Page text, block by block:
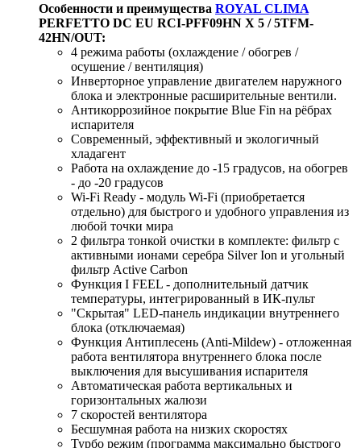
Особенности и преимущества ROYAL CLIMA
PERFETTO DC EU RCI-PFF09HN X 5 / 5TFM-
42HN/OUT:
4 режима работы (охлаждение / обогрев /
осушение / вентиляция)
Инверторное управление двигателем наружного
блока и электронные расширительные вентили.
Антикоррозийное покрытие Blue Fin на рёбрах
испарителя
Современный, эффективный и экологичный
хладагент
Работа на охлаждение до -15 градусов, на обогрев
- до -20 градусов
Wi-Fi Ready - модуль Wi-Fi (приобретается
отдельно) для быстрого и удобного управления из
любой точки мира
2 фильтра тонкой очистки в комплекте: фильтр с
активными ионами серебра Silver Ion и угольный
фильтр Active Carbon
Функция I FEEL - дополнительный датчик
температуры, интегрированный в ИК-пульт
"Скрытая" LED-панель индикации внутреннего
блока (отключаемая)
Функция Антиплесень (Anti-Mildew) - отложенная
работа вентилятора внутреннего блока после
выключения для высушивания испарителя
Автоматическая работа вертикальных и
горизонтальных жалюзи
7 скоростей вентилятора
Бесшумная работа на низких скоростях
Турбо режим (программа максимально быстрого